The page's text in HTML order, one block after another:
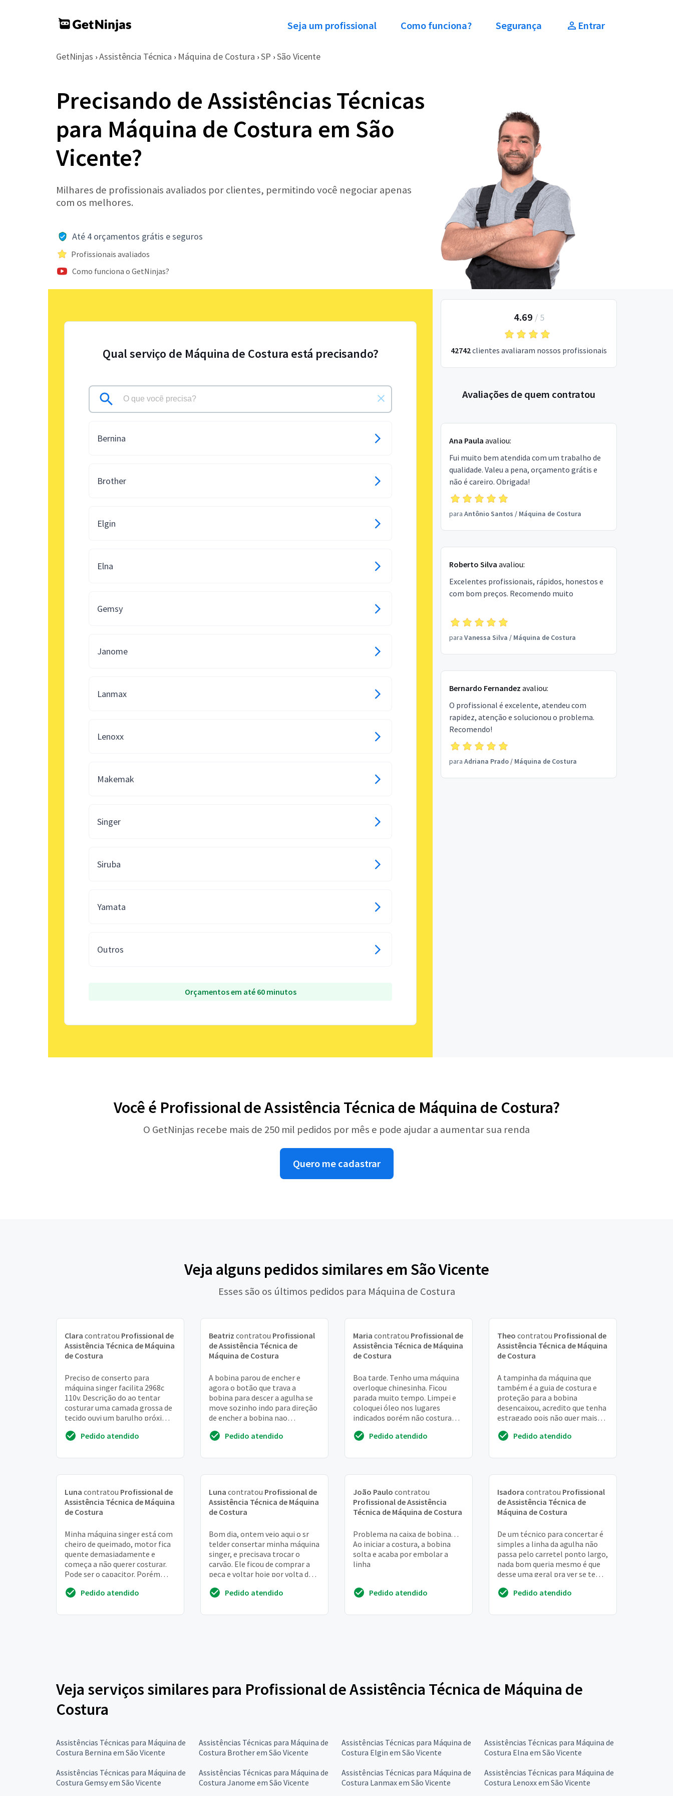
Seja um profissional Como funciona? Segurança Entrar
GetNinjas › Assistência Técnica › Máquina de Costura › SP › São Vicente
Precisando de Assistências Técnicas
para Máquina de Costura em São
Vicente?
Milhares de profissionais avaliados por clientes, permitindo você negociar apenas
com os melhores.
Até 4 orçamentos grátis e seguros
Profissionais avaliados
Como funciona o GetNinjas?
Qual serviço de Máquina de Costura está precisando?
Bernina
Brother
Elgin
Elna
Gemsy
Janome
Lanmax
Lenoxx
Makemak
Singer
Siruba
Yamata
Outros
Orçamentos em até 60 minutos
4.69 / 5
42742clientes avaliaram nossos profissionais
Avaliações de quem contratou
Ana Paula avaliou:
Fui muito bem atendida com um trabalho de
qualidade. Valeu a pena, orçamento grátis e
não é careiro. Obrigada!
para Antônio Santos / Máquina de Costura
Roberto Silva avaliou:
Excelentes profissionais, rápidos, honestos e
com bom preços. Recomendo muito
para Vanessa Silva / Máquina de Costura
Bernardo Fernandez avaliou:
O profissional é excelente, atendeu com
rapidez, atenção e solucionou o problema.
Recomendo!
para Adriana Prado/ Máquina de Costura
Você é Profissional de Assistência Técnica de Máquina de Costura?
O GetNinjas recebe mais de 250 mil pedidos por mês e pode ajudar a aumentar sua renda
Quero me cadastrar
Veja alguns pedidos similares em São Vicente
Esses são os últimos pedidos para Máquina de Costura
Clara contratou Profissional de
Assistência Técnica de Máquina
de Costura
Preciso de conserto para
máquina singer facilita 2968c
110v. Descrição do ao tentar
costurar uma camada grossa de
tecido ouvi um barulho próximo
um estalo. Na ...
Pedido atendido
Beatriz contratou Profissional
de Assistência Técnica de
Máquina de Costura
A bobina parou de encher e
agora o botão que trava a
bobina para descer a agulha se
move sozinho indo para direção
de encher a bobina nao
costura mais
Pedido atendido
Maria contratou Profissional de
Assistência Técnica de Máquina
de Costura
Boa tarde. Tenho uma máquina
overloque chinesinha. Ficou
parada muito tempo. Limpei e
coloquei óleo nos lugares
indicados porém não costura
pouco e logo para de fa...
Pedido atendido
Theo contratou Profissional de
Assistência Técnica de Máquina
de Costura
A tampinha da máquina que
também é a guia de costura e
proteção para a bobina
desencaixou, acredito que tenha
estragado pois não quer mais
mais Pedido atendido
Luna contratou Profissional de
Assistência Técnica de Máquina
de Costura
Minha máquina singer está com
cheiro de queimado, motor fica
quente demasiadamente e
começa a não querer costurar.
Pode ser o capacitor. Porém
Pedido atendido
Luna contratou Profissional de
Assistência Técnica de Máquina
de Costura
Bom dia, ontem veio aqui o sr
telder consertar minha máquina
singer, e precisava trocar o
carvão. Ele ficou de comprar a
peça e voltar hoje por volta de
apareceu....
Pedido atendido
João Paulo contratou
Profissional de Assistência
Técnica de Máquina de Costura
Problema na caixa de bobina. . .
Ao iniciar a costura, a bobina
solta e acaba por embolar a
linha
Pedido atendido
Isadora contratou Profissional
de Assistência Técnica de
Máquina de Costura
De um técnico para concertar é
simples a linha da agulha não
passa pelo carretel ponto largo,
nada bom queria mesmo é que
desse uma geral pra ver se tem
s...
Pedido atendido
Veja serviços similares para Profissional de Assistência Técnica de Máquina de
Costura
Assistências Técnicas para Máquina de
Costura Bernina em São Vicente
Assistências Técnicas para Máquina de
Costura Brother em São Vicente
Assistências Técnicas para Máquina de
Costura Elgin em São Vicente
Assistências Técnicas para Máquina de
Costura Elna em São Vicente
Assistências Técnicas para Máquina de
Costura Gemsy em São Vicente
Assistências Técnicas para Máquina de
Costura Janome em São Vicente
Assistências Técnicas para Máquina de
Costura Lanmax em São Vicente
Assistências Técnicas para Máquina de
Costura Lenoxx em São Vicente